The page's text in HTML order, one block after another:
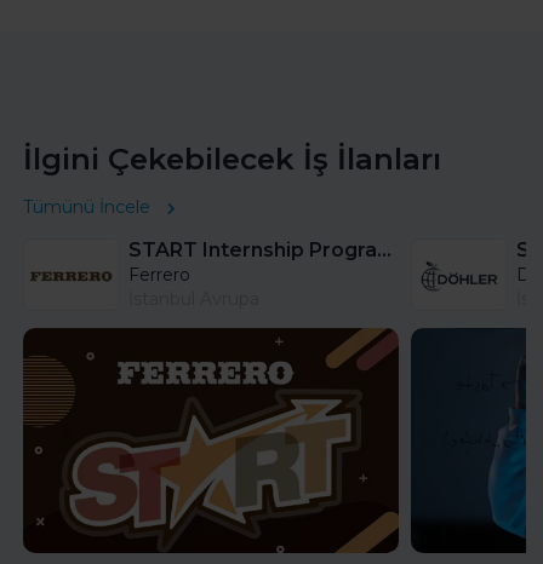
İlgini Çekebilecek İş İlanları
Tümünü İncele
START Internship Program (Sales) - Istanbul
Ferrero